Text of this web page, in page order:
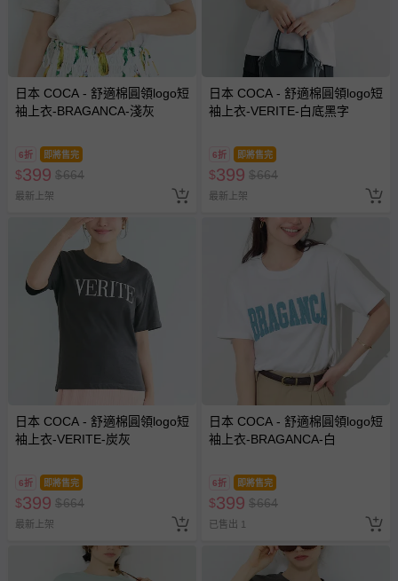
日本 COCA - 舒適棉圓領logo短
袖上衣-BRAGANCA-淺灰
6折 即將售完
$399 $664
最新上架
日本 COCA - 舒適棉圓領logo短
袖上衣-VERITE-白底黑字
6折 即將售完
$399 $664
最新上架
日本 COCA - 舒適棉圓領logo短
袖上衣-VERITE-炭灰
6折 即將售完
$399 $664
最新上架
日本 COCA - 舒適棉圓領logo短
袖上衣-BRAGANCA-白
6折 即將售完
$399 $664
已售出 1